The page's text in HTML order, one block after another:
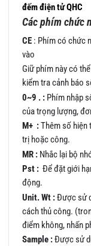
đếm điện tử QHC
Các phím chức
CE : Phím có chức
vào
Giữ phím này có
kiểm tra cảnh báo
0~9 . : Phím nhập
của trọng lượng,
M+ :Thêm số hiện
trị hoặc công.
MR : Nhắc lại bộ
Pst : Để đặt giới
động.
Unit. Wt :Được sử
cách thủ công.
điểm không, nhấn
Sample :Được sử